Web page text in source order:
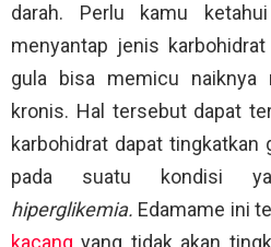
darah. Perlu kamu
menyantap jenis
gula bisa memicu naiknya
kronis. Hal tersebut dapat
karbohidrat dapat tingkatkan
pada suatu kondisi
hiperglikemia. Edamame ini